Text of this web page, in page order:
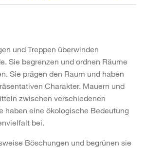
und Treppen überwinden
Sie begrenzen und ordnen Räume
Sie prägen den Raum und haben
Charakter. Mauern und
zwischen verschiedenen
haben eine ökologische Bedeutung
bei.
Böschungen und begrünen sie